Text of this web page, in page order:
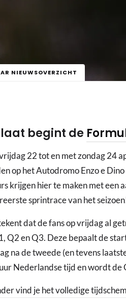
NIEUWSOVERZICHT
laat begint de
22 tot en met zondag 24
op het Autodromo Enzo e Dino
krijgen hier te maken met een
sprintrace van het
dat de fans op vrijdag al
Q2 en Q3. Deze bepaalt de
na de tweede (en tevens
Nederlandse tijd en wordt de
vind je het volledige